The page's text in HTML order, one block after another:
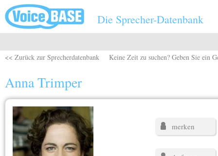
Direkt zum Inhalt
Die Sprecher-Datenbank
<< Zurück zur Sprecherdatenbank Keine Zeit zu suchen? Geben Sie ein
Anna Trimper
merken